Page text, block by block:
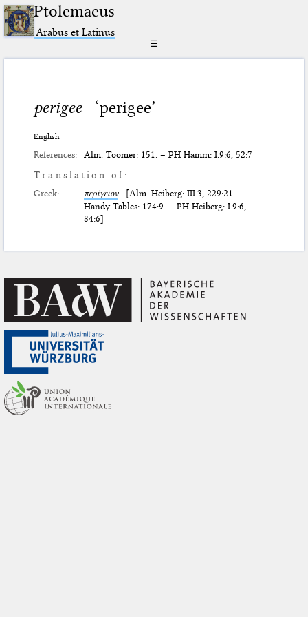
Ptolemaeus
Arabus et Latinus
☰
perigee ‘perigee’
English
References: Alm. Toomer: 151. – PH Hamm: I.9:6, 52:7
Translation of:
Greek: περίγειον[Alm. Heiberg: III.3, 229:21. –
Handy Tables: 174:9. – PH Heiberg: I.9:6,
84:6]